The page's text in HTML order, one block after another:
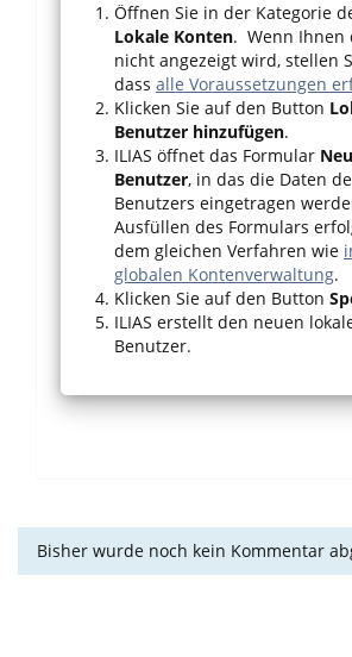
Öffnen Sie in der Kategorie
Lokale Konten. Wenn Ihnen
nicht angezeigt wird, stellen
dass alle Voraussetzungen
Klicken Sie auf den Button
Benutzer hinzufügen.
ILIAS öffnet das Formular
Benutzer, in das die Daten
Benutzers eingetragen
Ausfüllen des Formulars
dem gleichen Verfahren wie
globalen Kontenverwaltung.
Klicken Sie auf den Button
ILIAS erstellt den neuen
Benutzer.
Bisher wurde noch kein Kommentar